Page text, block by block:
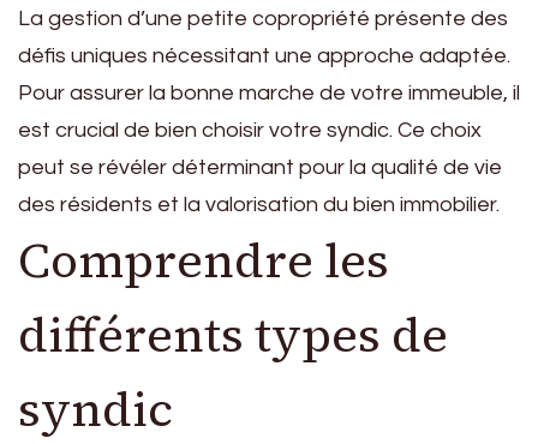
La gestion d’une petite copropriété présente des
défis uniques nécessitant une approche adaptée.
Pour assurer la bonne marche de votre immeuble, il
est crucial de bien choisir votre syndic. Ce choix
peut se révéler déterminant pour la qualité de vie
des résidents et la valorisation du bien immobilier.
Comprendre les
différents types de
syndic